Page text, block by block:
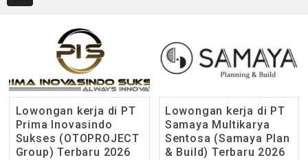
Lowongan kerja di PT
Prima Inovasindo
Sukses (OTOPROJECT
Group) Terbaru 2026
Lowongan kerja di PT
Samaya Multikarya
Sentosa (Samaya Plan
& Build) Terbaru 2026